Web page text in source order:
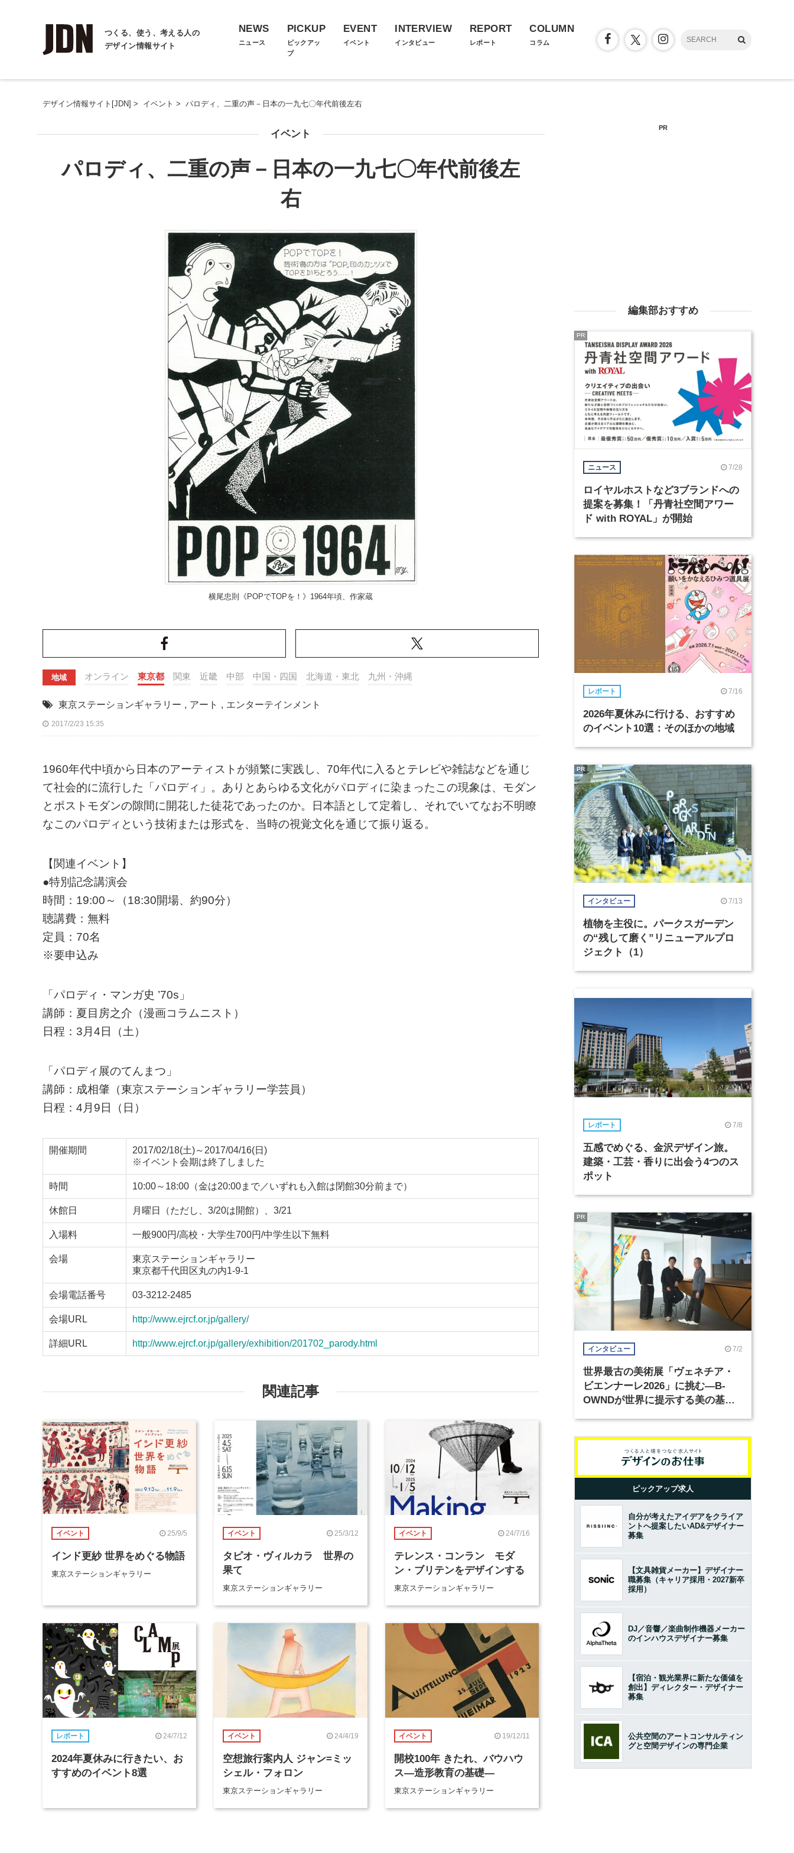
つくる、使う、考える人の
デザイン情報サイト
NEWS
ニュース
PICKUP
ピックアッ
プ
EVENT
イベント
INTERVIEW
インタビュー
REPORT
レポート
COLUMN
コラム
デザイン情報サイト[JDN] > イベント > パロディ、二重の声－日本の一九七〇年代前後左右
イベント
パロディ、二重の声－日本の一九七〇年代前後左
右
横尾忠則《POPでTOPを！》1964年頃、作家蔵
地域 オンライン 東京都 関東 近畿 中部 中国・四国 北海道・東北 九州・沖縄
東京ステーションギャラリー , アート , エンターテインメント
2017/2/23 15:35
1960年代中頃から日本のアーティストが頻繁に実践し、70年代に入るとテレビや雑誌などを通じ
て社会的に流行した「パロディ」。ありとあらゆる文化がパロディに染まったこの現象は、モダン
とポストモダンの隙間に開花した徒花であったのか。日本語として定着し、それでいてなお不明瞭
なこのパロディという技術または形式を、当時の視覚文化を通じて振り返る。
【関連イベント】
●特別記念講演会
時間：19:00～（18:30開場、約90分）
聴講費：無料
定員：70名
※要申込み
「パロディ・マンガ史 ’70s」
講師：夏目房之介（漫画コラムニスト）
日程：3月4日（土）
「パロディ展のてんまつ」
講師：成相肇（東京ステーションギャラリー学芸員）
日程：4月9日（日）
開催期間
2017/02/18(土)～2017/04/16(日)
※イベント会期は終了しました
時間 10:00～18:00（金は20:00まで／いずれも入館は閉館30分前まで）
休館日 月曜日（ただし、3/20は開館）、3/21
入場料 一般900円/高校・大学生700円/中学生以下無料
会場
東京ステーションギャラリー
東京都千代田区丸の内1-9-1
会場電話番号 03-3212-2485
会場URL http://www.ejrcf.or.jp/gallery/
詳細URL http://www.ejrcf.or.jp/gallery/exhibition/201702_parody.html
関連記事
イベント 25/9/5
インド更紗 世界をめぐる物語
東京ステーションギャラリー
イベント 25/3/12
タピオ・ヴィルカラ 世界の
果て
東京ステーションギャラリー
イベント 24/7/16
テレンス・コンラン モダ
ン・ブリテンをデザインする
東京ステーションギャラリー
レポート 24/7/12
2024年夏休みに行きたい、お
すすめのイベント8選
イベント 24/4/19
空想旅行案内人 ジャン=ミッ
シェル・フォロン
東京ステーションギャラリー
イベント 19/12/11
開校100年 きたれ、バウハウ
ス―造形教育の基礎―
東京ステーションギャラリー
PR
編集部おすすめ
ニュース 7/28
ロイヤルホストなど3ブランドへの
提案を募集！「丹青社空間アワー
ド with ROYAL」が開始
PR
レポート 7/16
2026年夏休みに行ける、おすすめ
のイベント10選：そのほかの地域
インタビュー 7/13
植物を主役に。パークスガーデン
の“残して磨く”リニューアルプロ
ジェクト（1）
PR
レポート 7/8
五感でめぐる、金沢デザイン旅。
建築・工芸・香りに出会う4つのス
ポット
インタビュー 7/2
世界最古の美術展「ヴェネチア・
ビエンナーレ2026」に挑む―B-
OWNDが世界に提示する美の基準
PR
ピックアップ求人
自分が考えたアイデアをクライア
ントへ提案したいAD&デザイナー
募集
【文具雑貨メーカー】デザイナー
職募集（キャリア採用・2027新卒
採用）
DJ／音響／楽曲制作機器メーカー
のインハウスデザイナー募集
【宿泊・観光業界に新たな価値を
創出】ディレクター・デザイナー
募集
公共空間のアートコンサルティン
グと空間デザインの専門企業